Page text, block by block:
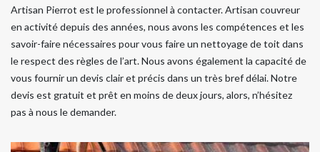
Artisan Pierrot est le professionnel à contacter. Artisan couvreur
en activité depuis des années, nous avons les compétences et les
savoir-faire nécessaires pour vous faire un nettoyage de toit dans
le respect des règles de l’art. Nous avons également la capacité de
vous fournir un devis clair et précis dans un très bref délai. Notre
devis est gratuit et prêt en moins de deux jours, alors, n’hésitez
pas à nous le demander.